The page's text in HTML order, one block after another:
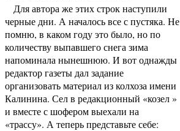
Для автора же этих строк наступили
черные дни. А началось все с пустяка. Не
помню, в каком году это было, но по
количеству выпавшего снега зима
напоминала нынешнюю. И вот однажды
редактор газеты дал задание
организовать материал из колхоза имени
Калинина. Сел в редакционный «козел »
и вместе с шофером выехали на
«трассу». А теперь представьте себе: